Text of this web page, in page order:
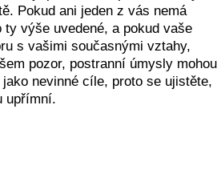
Pokud ani jeden z vás nemá
výše uvedené, a pokud vaše
s vašimi současnými vztahy,
pozor, postranní úmysly mohou
nevinné cíle, proto se ujistěte,
upřímní.